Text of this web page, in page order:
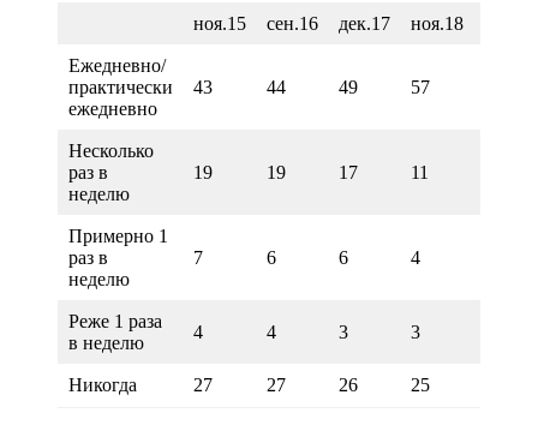
ноя.15 сен.16 дек.17 ноя.18
Ежедневно/
практически
ежедневно
43 44 49 57
Несколько
раз в
неделю
19 19 17 11
Примерно 1
раз в
неделю
7 6 6 4
Реже 1 раза
в неделю
4 4 3 3
Никогда 27 27 26 25